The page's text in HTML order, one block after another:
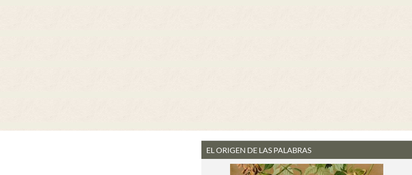
EL ORIGEN DE LAS PALABRAS